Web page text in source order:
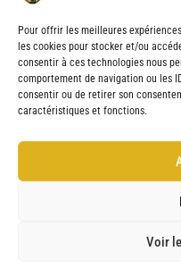
Pour offrir les meilleures
les cookies pour stocker et/ou
consentir à ces technologies nous
comportement de navigation ou les
consentir ou de retirer son
caractéristiques et fonctions.
Voir
Nos
Conditions